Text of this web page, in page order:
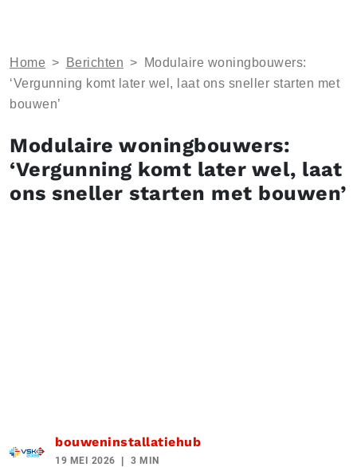
Home > Berichten >
Modulaire woningbouwers:
‘Vergunning komt later wel, laat ons sneller starten met
bouwen’
Modulaire woningbouwers:
‘Vergunning komt later wel, laat
ons sneller starten met bouwen’
bouweninstallatiehub
19 MEI 2026 3 MIN